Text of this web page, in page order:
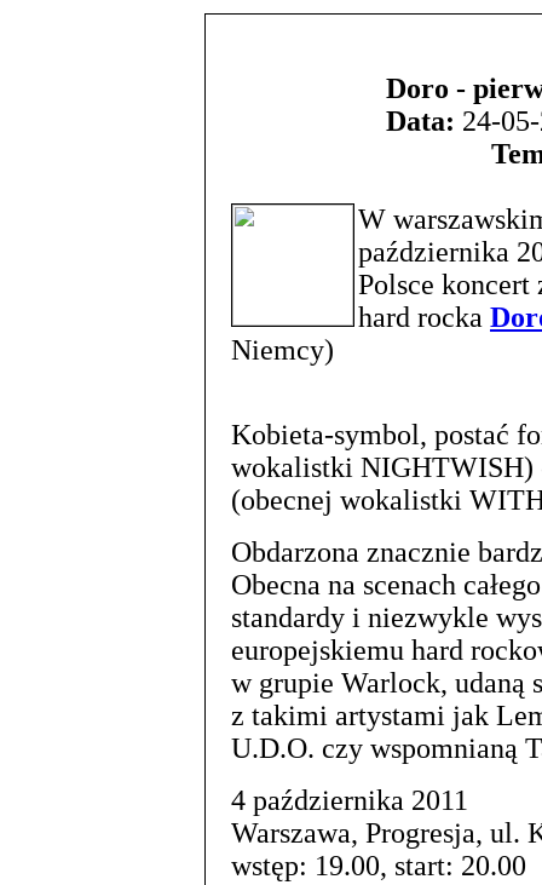
Doro -
Data: 24-
W
października
Polsce koncert
hard rocka
Niemcy)
Kobieta-symbol, postać
wokalistki NIGHTWISH)
(obecnej wokalistki
Obdarzona znacznie
Obecna na scenach
standardy i niezwykle
europejskiemu hard
w grupie Warlock, udaną
z takimi artystami jak
U.D.O. czy wspomnianą
4 października 2011
Warszawa, Progresja, ul.
wstęp: 19.00, start: 20.00